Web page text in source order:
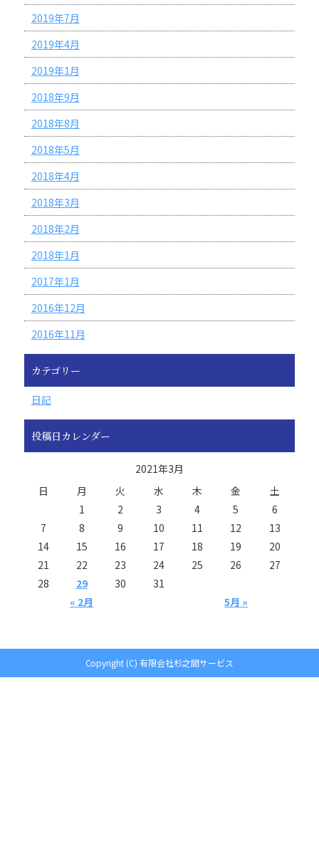
2019年7月
2019年4月
2019年1月
2018年9月
2018年8月
2018年5月
2018年4月
2018年3月
2018年2月
2018年1月
2017年1月
2016年12月
2016年11月
カテゴリー
日記
投稿日カレンダー
2021年3月
日
月 火 水 木 金 土
« 2月 5月 »
1 2 3 4 5
6
7
8 9 10 11 12
13
14
15 16 17 18 19
20
21
22 23 24 25 26
27
28
29 30 31
Copyright (C) 有限会社杉之間サービス